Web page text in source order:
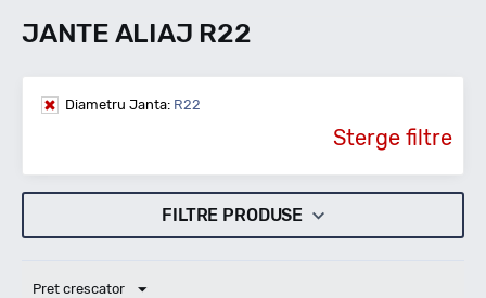
JANTE ALIAJ R22
Diametru Janta: R22
Sterge filtre
FILTRE PRODUSE
Pret crescator